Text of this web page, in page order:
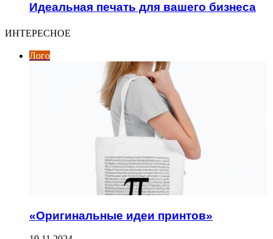
Идеальная печать для вашего бизнеса
ИНТЕРЕСНОЕ
Лого
«Оригинальные идеи принтов»